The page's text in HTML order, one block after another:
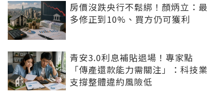
房價沒跌央行不鬆綁！顏炳立：最
多修正到10%、買方仍可獲利
青安3.0利息補貼退場！專家點
「傳產還款能力需關注」：科技業
支撐整體違約風險低